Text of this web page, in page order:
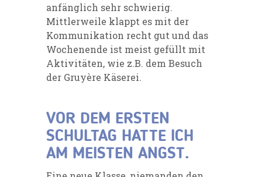
anfänglich sehr schwierig.
Mittlerweile klappt es mit der
Kommunikation recht gut und das
Wochenende ist meist gefüllt mit
Aktivitäten, wie z.B. dem Besuch
der Gruyère Käserei.
VOR DEM ERSTEN
SCHULTAG HATTE ICH
AM MEISTEN ANGST.